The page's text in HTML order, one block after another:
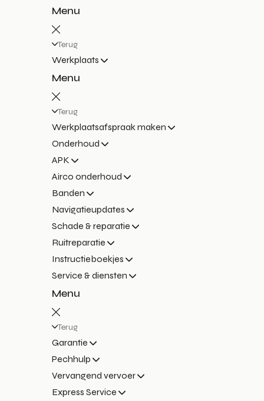
Menu
Terug
Werkplaats
Menu
Terug
Werkplaatsafspraak maken
Onderhoud
APK
Airco onderhoud
Banden
Navigatieupdates
Schade & reparatie
Ruitreparatie
Instructieboekjes
Service & diensten
Menu
Terug
Garantie
Pechhulp
Vervangend vervoer
Express Service